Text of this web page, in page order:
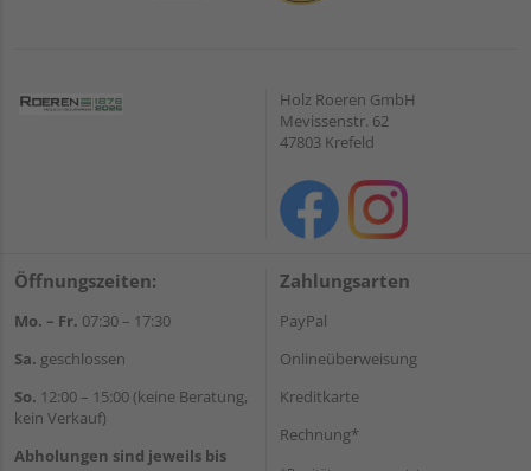
Holz Roeren GmbH
Mevissenstr. 62
47803 Krefeld
Öffnungszeiten:
Mo. – Fr. 07:30 – 17:30
Sa. geschlossen
So. 12:00 – 15:00 (keine Beratung,
kein Verkauf)
Abholungen sind jeweils bis
Zahlungsarten
PayPal
Onlineüberweisung
Kreditkarte
Rechnung*